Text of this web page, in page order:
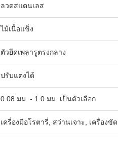
ลวดสแตนเลส
ไม้เนื้อแข็ง
ตัวยึดเพลารูตรงกลาง
ปรับแต่งได้
0.08 มม. - 1.0 มม. เป็นตัวเลือก
เครื่องมือโรตารี่, สว่านเจาะ, เครื่องขั